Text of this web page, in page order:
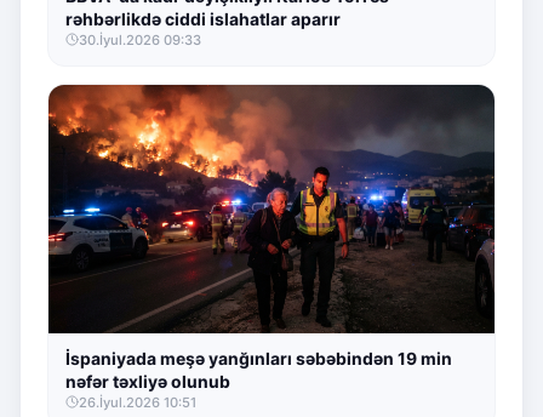
rəhbərlikdə ciddi islahatlar aparır
30.İyul.2026 09:33
İspaniyada meşə yanğınları səbəbindən 19 min
nəfər təxliyə olunub
26.İyul.2026 10:51